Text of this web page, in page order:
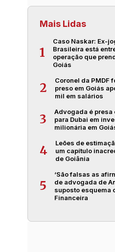
Mais Lidas
1
Caso Naskar: Ex-
Brasileira está
operação que
Goiás
2
Coronel da PMDF
preso em Goiás
mil em salários
3
Advogada é presa
para Dubai em
milionária em
4
Leões de
um capítulo
de Goiânia
5
‘São falsas as
de advogada de
suposto esquema
Financeira